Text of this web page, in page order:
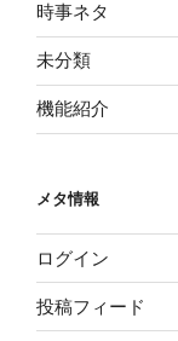
時事ネタ
未分類
機能紹介
メタ情報
ログイン
投稿フィード